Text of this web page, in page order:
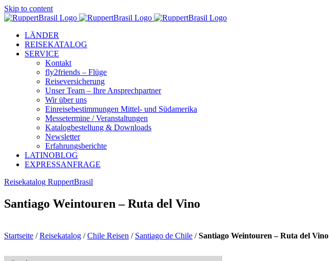
Skip to content
LÄNDER
REISEKATALOG
SERVICE
Kontakt
fly2friends – Flüge
Reiseversicherung
Unser Team – Ihre Ansprechpartner
Wir über uns
Einreisebestimmungen Mittel- und Südamerika
Messetermine / Veranstaltungen
Katalogbestellung & Downloads
Newsletter
Erfahrungsberichte
LATINOBLOG
EXPRESSANFRAGE
Reisekatalog RuppertBrasil
Santiago Weintouren – Ruta del Vino
Startseite /Reisekatalog /Chile Reisen / Santiago de Chile /Santiago Weintouren – Ruta del Vino